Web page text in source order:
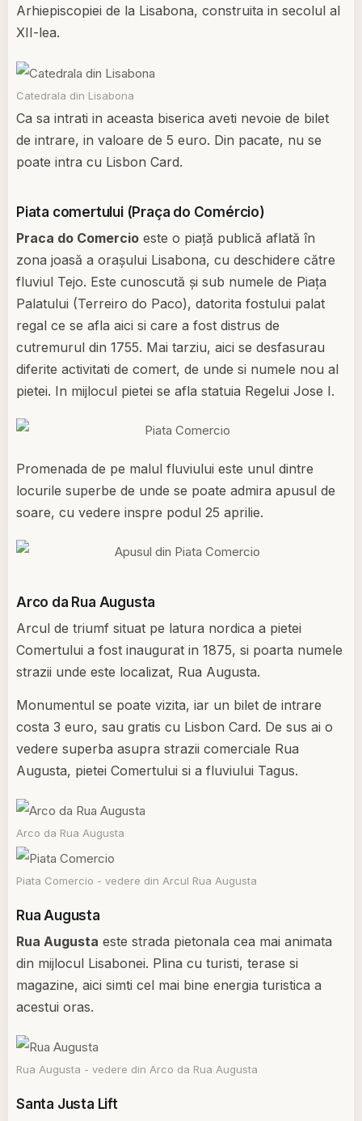
Arhiepiscopiei de la Lisabona, construita in secolul al
XII-lea.
Catedrala din Lisabona
Ca sa intrati in aceasta biserica aveti nevoie de bilet
de intrare, in valoare de 5 euro. Din pacate, nu se
poate intra cu Lisbon Card.
Piata comertului (Praça do Comércio)
Praca do Comercio este o piață publică aflată în
zona joasă a orașului Lisabona, cu deschidere către
fluviul Tejo. Este cunoscută şi sub numele de Piaţa
Palatului (Terreiro do Paco), datorita fostului palat
regal ce se afla aici si care a fost distrus de
cutremurul din 1755. Mai tarziu, aici se desfasurau
diferite activitati de comert, de unde si numele nou al
pietei. In mijlocul pietei se afla statuia Regelui Jose I.
Promenada de pe malul fluviului este unul dintre
locurile superbe de unde se poate admira apusul de
soare, cu vedere inspre podul 25 aprilie.
Arco da Rua Augusta
Arcul de triumf situat pe latura nordica a pietei
Comertului a fost inaugurat in 1875, si poarta numele
strazii unde este localizat, Rua Augusta.
Monumentul se poate vizita, iar un bilet de intrare
costa 3 euro, sau gratis cu Lisbon Card. De sus ai o
vedere superba asupra strazii comerciale Rua
Augusta, pietei Comertului si a fluviului Tagus.
Arco da Rua Augusta
Piata Comercio - vedere din Arcul Rua Augusta
Rua Augusta
Rua Augusta este strada pietonala cea mai animata
din mijlocul Lisabonei. Plina cu turisti, terase si
magazine, aici simti cel mai bine energia turistica a
acestui oras.
Rua Augusta - vedere din Arco da Rua Augusta
Santa Justa Lift